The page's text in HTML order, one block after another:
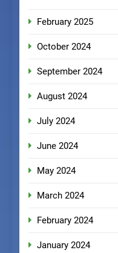
February 2025
October 2024
September 2024
August 2024
July 2024
June 2024
May 2024
March 2024
February 2024
January 2024